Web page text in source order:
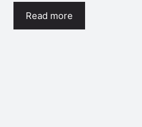
Read more